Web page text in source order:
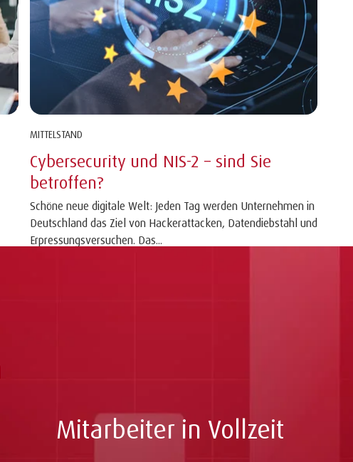
MITTELSTAND
Cybersecurity und NIS-2 – sind Sie
betroffen?
Schöne neue digitale Welt: Jeden Tag werden Unternehmen in
Deutschland das Ziel von Hackerattacken, Datendiebstahl und
Erpressungsversuchen. Das...
Mitarbeiter in Vollzeit